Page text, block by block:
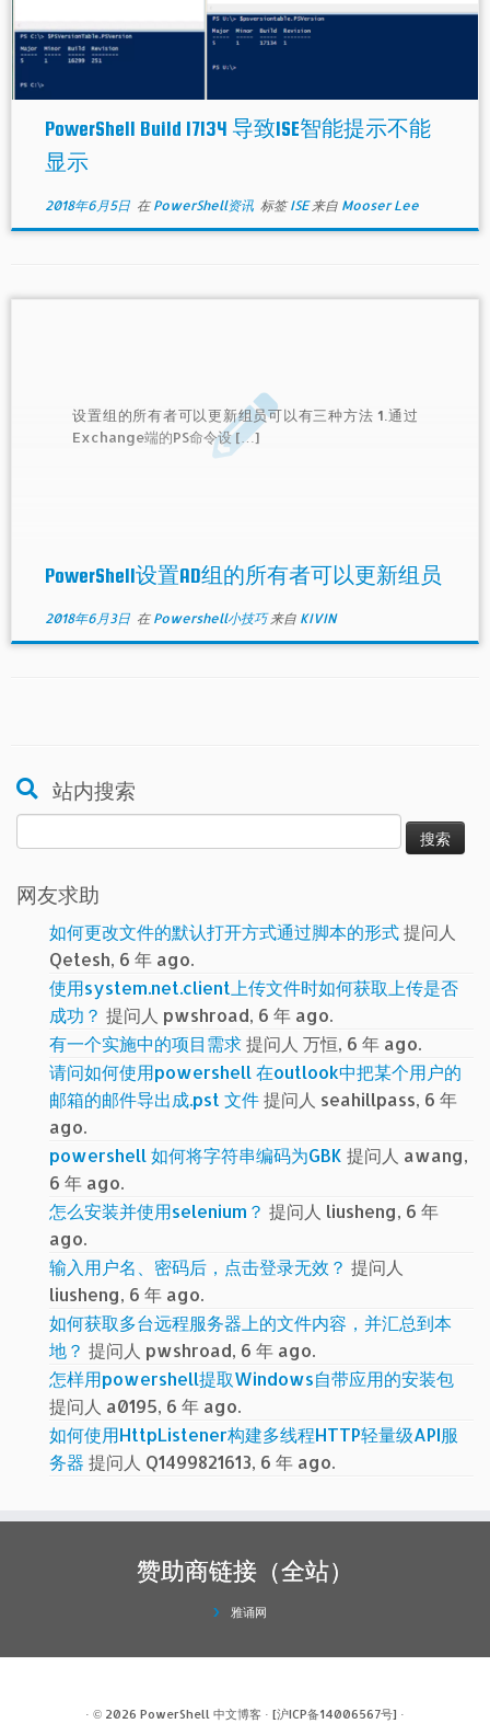
PowerShell Build 17134 导致ISE智能提示不能
显示
2018年6月5日在 PowerShell资讯 标签ISE来自 Mooser Lee
设置组的所有者可以更新组员可以有三种方法 1.通过
Exchange端的PS命令设 […]
PowerShell设置AD组的所有者可以更新组员
2018年6月3日在 Powershell小技巧来自 KIVIN
站内搜索
索：
网友求助
如何更改文件的默认打开方式通过脚本的形式提问人
Qetesh, 6 年 ago.
使用system.net.client上传文件时如何获取上传是否
成功？ 提问人 pwshroad, 6 年 ago.
有一个实施中的项目需求提问人 万恒, 6 年 ago.
请问如何使用powershell 在outlook中把某个用户的
邮箱的邮件导出成.pst 文件提问人 seahillpass, 6 年
ago.
powershell 如何将字符串编码为GBK 提问人 awang,
6 年 ago.
怎么安装并使用selenium？ 提问人 liusheng, 6 年
ago.
输入用户名、密码后，点击登录无效？ 提问人
liusheng, 6 年 ago.
如何获取多台远程服务器上的文件内容，并汇总到本
地？ 提问人 pwshroad, 6 年 ago.
怎样用powershell提取Windows自带应用的安装包
提问人 a0195, 6 年 ago.
如何使用HttpListener构建多线程HTTP轻量级API服
务器 提问人 Q1499821613, 6 年 ago.
赞助商链接（全站）
雅诵网
· © 2026 PowerShell 中文博客 · [沪ICP备14006567号] ·